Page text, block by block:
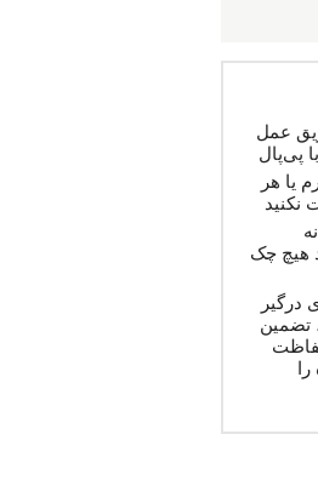
عمل
پی‌پال
یا هر
هیچ چک
درگیر
تضمین